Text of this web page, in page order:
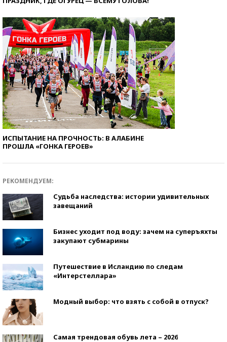
ИСПЫТАНИЕ НА ПРОЧНОСТЬ: В АЛАБИНЕ
ПРОШЛА «ГОНКА ГЕРОЕВ»
РЕКОМЕНДУЕМ:
Судьба наследства: истории удивительных
завещаний
Бизнес уходит под воду: зачем на суперъяхты
закупают субмарины
Путешествие в Исландию по следам
«Интерстеллара»
Модный выбор: что взять с собой в отпуск?
Самая трендовая обувь лета – 2026